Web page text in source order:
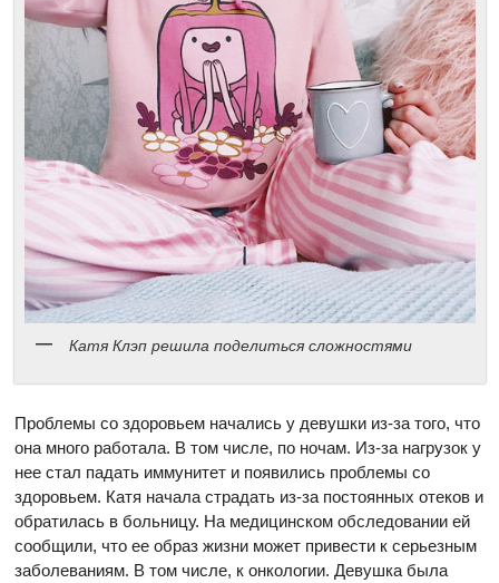
Катя Клэп решила поделиться сложностями
Проблемы со здоровьем начались у девушки из-за того, что
она много работала. В том числе, по ночам. Из-за нагрузок у
нее стал падать иммунитет и появились проблемы со
здоровьем. Катя начала страдать из-за постоянных отеков и
обратилась в больницу. На медицинском обследовании ей
сообщили, что ее образ жизни может привести к серьезным
заболеваниям. В том числе, к онкологии. Девушка была